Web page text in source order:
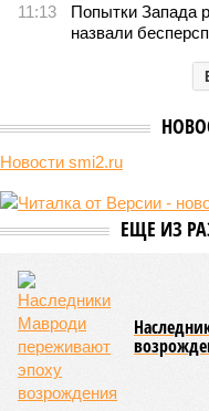
Природа постоянно
она стремится всё на
не особенно
ждут нас со дня на день и
РассказСтивена Кинга,
последствия
этой мерзости». В
исследователей в
понадобиться: природа
уменьшить масштабы
(фото: en.wikipedia.org)